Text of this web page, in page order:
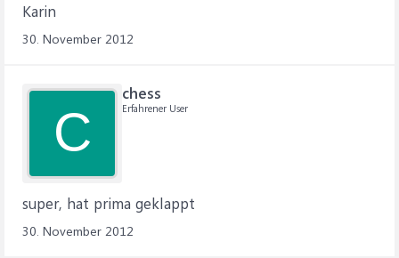
Karin
30. November 2012
C
chess
Erfahrener User
super, hat prima geklappt
30. November 2012